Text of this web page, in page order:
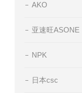
AKO
亚速旺ASONE
NPK
日本csc